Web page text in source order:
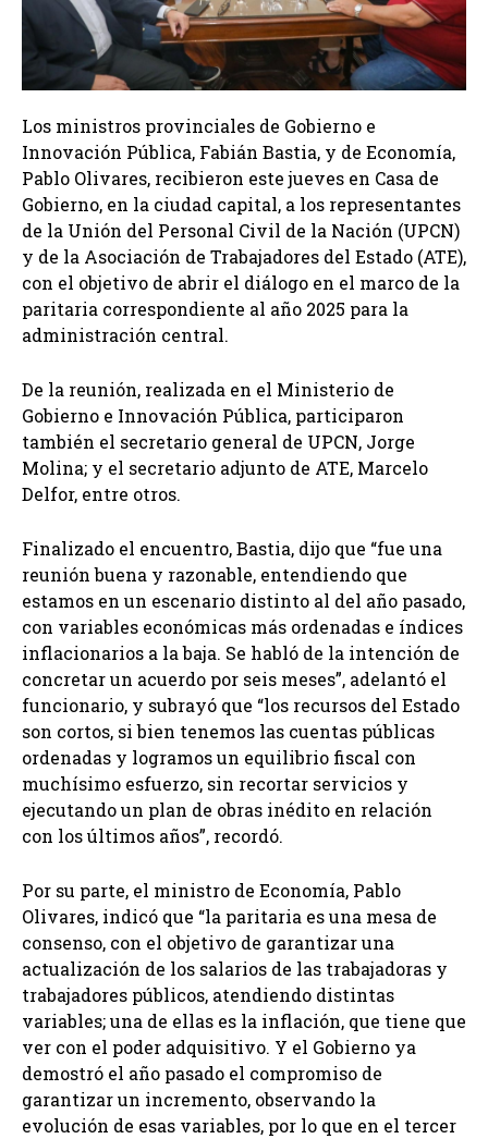
Los ministros provinciales de Gobierno e
Innovación Pública, Fabián Bastia, y de Economía,
Pablo Olivares, recibieron este jueves en Casa de
Gobierno, en la ciudad capital, a los representantes
de la Unión del Personal Civil de la Nación (UPCN)
y de la Asociación de Trabajadores del Estado (ATE),
con el objetivo de abrir el diálogo en el marco de la
paritaria correspondiente al año 2025 para la
administración central.
De la reunión, realizada en el Ministerio de
Gobierno e Innovación Pública, participaron
también el secretario general de UPCN, Jorge
Molina; y el secretario adjunto de ATE, Marcelo
Delfor, entre otros.
Finalizado el encuentro, Bastia, dijo que “fue una
reunión buena y razonable, entendiendo que
estamos en un escenario distinto al del año pasado,
con variables económicas más ordenadas e índices
inflacionarios a la baja. Se habló de la intención de
concretar un acuerdo por seis meses”, adelantó el
funcionario, y subrayó que “los recursos del Estado
son cortos, si bien tenemos las cuentas públicas
ordenadas y logramos un equilibrio fiscal con
muchísimo esfuerzo, sin recortar servicios y
ejecutando un plan de obras inédito en relación
con los últimos años”, recordó.
Por su parte, el ministro de Economía, Pablo
Olivares, indicó que “la paritaria es una mesa de
consenso, con el objetivo de garantizar una
actualización de los salarios de las trabajadoras y
trabajadores públicos, atendiendo distintas
variables; una de ellas es la inflación, que tiene que
ver con el poder adquisitivo. Y el Gobierno ya
demostró el año pasado el compromiso de
garantizar un incremento, observando la
evolución de esas variables, por lo que en el tercer